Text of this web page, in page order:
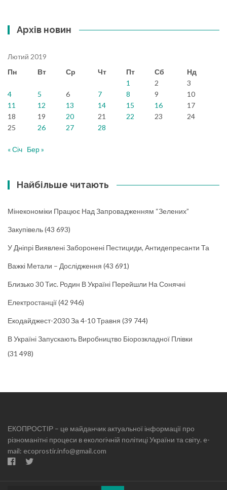
Архів новин
Лютий 2019
Пн
Вт Ср Чт Пт Сб
Нд
1
2
3
4
5 6 7 8 9
10
11
12 13 14 15 16
17
18
19 20 21 22 23
24
25
26 27 28
« Січ Бер »
Найбільше читають
Мінекономіки Працює Над Запровадженням “зелених”
Закупівель(43 693)
У Дніпрі Виявлені Заборонені Пестициди, Антидепресанти Та
Важкі Метали – Дослідження (43 691)
Близько 30 Тис. Родин В Україні Перейшли На Сонячні
Електростанції(42 946)
Екодайджест-2030 За 4-10 Травня (39 744)
В Україні Запускають Виробництво Біорозкладної Плівки
(31 498)
ЕКОПРОСТІР – це майданчик актуальної інформації про
різноманітні процеси в екологічній політиці України та світу. e-
mail: ecoprostir.info@gmail.com